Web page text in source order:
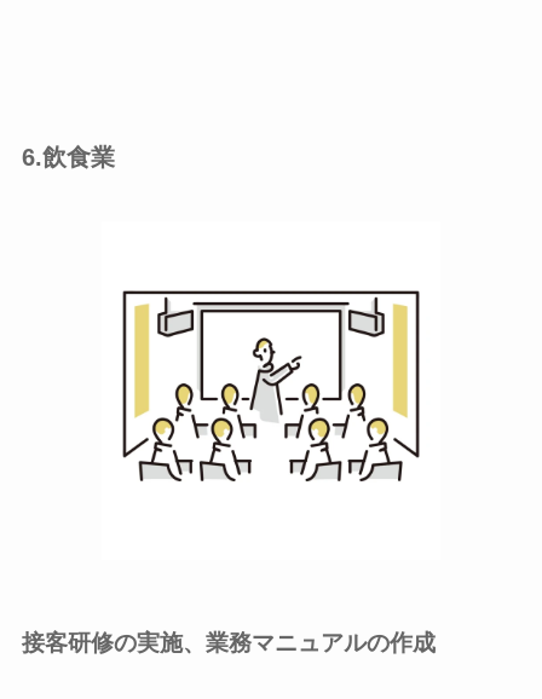
6.飲食業
接客研修の実施、業務マニュアルの作成